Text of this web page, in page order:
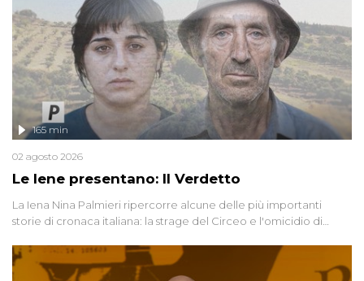
Le Iene presentano: Il Verdetto
165 min
02 agosto 2026
La Iena Nina Palmieri ripercorre alcune delle più importanti
storie di cronaca italiana: la strage del Circeo e l'omicidio di